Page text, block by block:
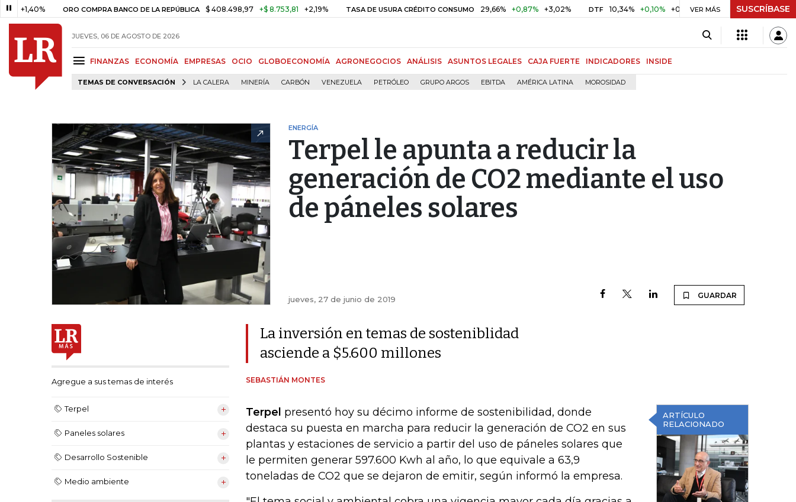
ORO COMPRA BANCO DE LA REPÚBLICA $ 408.498,97 +$ 8.753,81 +2,19% TASA DE USURA CRÉDITO CONSUMO 29,66% +0,87% +3,02% DTF 10,34% +0,10% +0,98% UVR $ 416,86 +$ 0,05
VER MÁS SUSCRÍBASE
JUEVES, 06 DE AGOSTO DE 2026
FINANZAS ECONOMÍA EMPRESAS OCIO GLOBOECONOMÍA AGRONEGOCIOS ANÁLISIS ASUNTOS LEGALES CAJA FUERTE INDICADORES INSIDE
TEMAS DE CONVERSACIÓN LA CALERA MINERÍA CARBÓN VENEZUELA PETRÓLEO GRUPO ARGOS EBITDA AMÉRICA LATINA MOROSIDAD
ENERGÍA
Terpel le apunta a reducir la
generación de CO2 mediante el uso
de páneles solares
jueves, 27 de junio de 2019 GUARDAR
Agregue a sus temas de interés
Terpel
Paneles solares
Desarrollo Sostenible
Medio ambiente
La inversión en temas de sosteniblidad
asciende a $5.600 millones
SEBASTIÁN MONTES
ARTÍCULO
RELACIONADO
Terpel presentó hoy su décimo informe de sostenibilidad, donde
destaca su puesta en marcha para reducir la generación de CO2 en sus
plantas y estaciones de servicio a partir del uso de páneles solares que
le permiten generar 597.600 Kwh al año, lo que equivale a 63,9
toneladas de CO2 que se dejaron de emitir, según informó la empresa.